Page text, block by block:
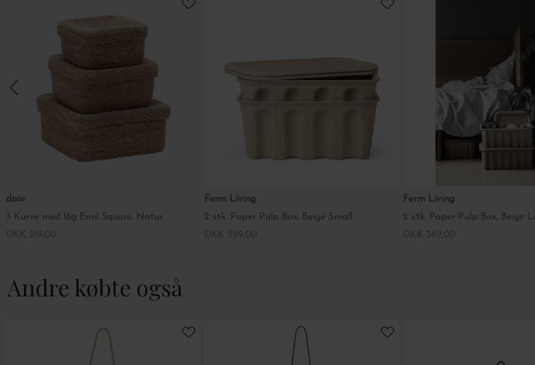
dixie
3 Kurve med låg Emil Square, Natur
Ferm Living
2 stk. Paper Pulp Box, Beige Small
Ferm Living
2 stk. Paper Pulp Box, Beige
Andre købte også